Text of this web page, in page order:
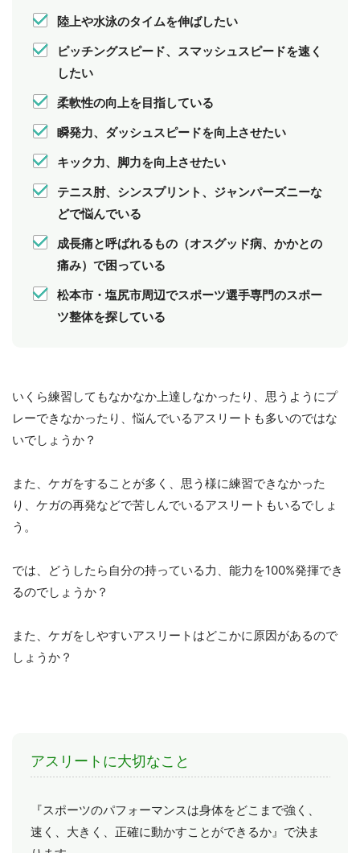
陸上や水泳のタイムを伸ばしたい
ピッチングスピード、スマッシュスピードを速く
したい
柔軟性の向上を目指している
瞬発力、ダッシュスピードを向上させたい
キック力、脚力を向上させたい
テニス肘、シンスプリント、ジャンパーズニーな
どで悩んでいる
成長痛と呼ばれるもの（オスグッド病、かかとの
痛み）で困っている
松本市・塩尻市周辺でスポーツ選手専門のスポー
ツ整体を探している
いくら練習してもなかなか上達しなかったり、思うようにプ
レーできなかったり、悩んでいるアスリートも多いのではな
いでしょうか？
また、ケガをすることが多く、思う様に練習できなかった
り、ケガの再発などで苦しんでいるアスリートもいるでしょ
う。
では、どうしたら自分の持っている力、能力を100%発揮でき
るのでしょうか？
また、ケガをしやすいアスリートはどこかに原因があるので
しょうか？
アスリートに大切なこと
『スポーツのパフォーマンスは身体をどこまで強く、
速く、大きく、正確に動かすことができるか』で決ま